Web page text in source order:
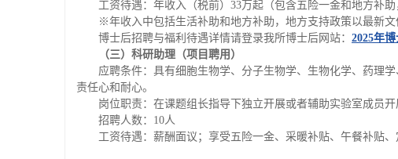
工资待遇：年收入（税前）33万起（包含五险一金和地方补
※年收入中包括生活补助和地方补助，地方支持政策以最新文
博士后招聘与福利待遇详情请登录我所博士后网站： 2025年
（三）科研助理（项目聘用）
应聘条件：具有细胞生物学、分子生物学、生物化学、药理
责任心和耐心。
岗位职责：在课题组长指导下独立开展或者辅助实验室成员开
招聘人数：10人
工资待遇：薪酬面议；享受五险一金、采暖补贴、午餐补贴、